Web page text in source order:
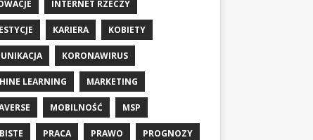
INTERNET RZECZY
KARIERA KOBIETY
KORONAWIRUS
LEARNING MARKETING
MOBILNOŚĆ MSP
PRACA PRAWO PROGNOZY